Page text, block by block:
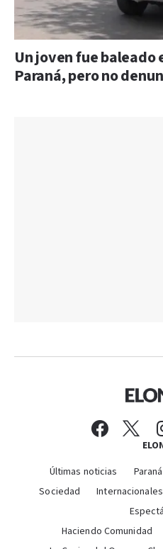
Un joven fue baleado
Paraná, pero no
Últimas noticias Paraná
Sociedad
Internacionales
Haciendo Comunidad